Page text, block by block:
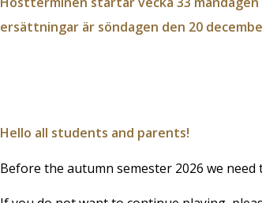
ersättningar är söndagen den 20
Hello all students and parents!
Before the autumn semester 2026 we